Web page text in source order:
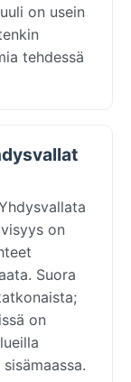
on usein
tehdessä
on
Suora
on